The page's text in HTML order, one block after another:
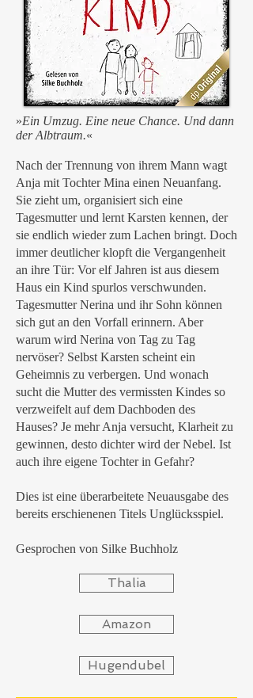
»Ein Umzug. Eine neue Chance. Und dann
der Albtraum.«
Nach der Trennung von ihrem Mann wagt
Anja mit Tochter Mina einen Neuanfang.
Sie zieht um, organisiert sich eine
Tagesmutter und lernt Karsten kennen, der
sie endlich wieder zum Lachen bringt. Doch
immer deutlicher klopft die Vergangenheit
an ihre Tür: Vor elf Jahren ist aus diesem
Haus ein Kind spurlos verschwunden.
Tagesmutter Nerina und ihr Sohn können
sich gut an den Vorfall erinnern. Aber
warum wird Nerina von Tag zu Tag
nervöser? Selbst Karsten scheint ein
Geheimnis zu verbergen. Und wonach
sucht die Mutter des vermissten Kindes so
verzweifelt auf dem Dachboden des
Hauses? Je mehr Anja versucht, Klarheit zu
gewinnen, desto dichter wird der Nebel. Ist
auch ihre eigene Tochter in Gefahr?
Dies ist eine überarbeitete Neuausgabe des
bereits erschienenen Titels Unglücksspiel.
Gesprochen von Silke Buchholz
Thalia
Amazon
Hugendubel